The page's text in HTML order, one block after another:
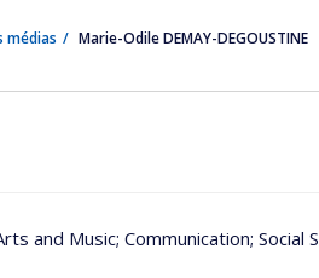
médias Marie-Odile DEMAY-DEGOUSTINE
and Music; Communication; Social